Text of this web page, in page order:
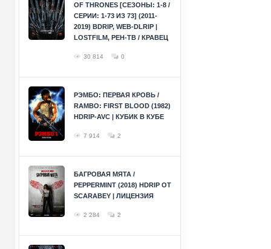
OF THRONES [СЕЗОНЫ: 1-8 /
СЕРИИ: 1-73 ИЗ 73] (2011-
2019) BDRIP, WEB-DLRIP |
LOSTFILM, РЕН-ТВ / КРАВЕЦ
30 814 0
РЭМБО: ПЕРВАЯ КРОВЬ /
RAMBO: FIRST BLOOD (1982)
HDRIP-AVC | КУБИК В КУБЕ
7 914 2
БАГРОВАЯ МЯТА /
PEPPERMINT (2018) HDRIP ОТ
SCARABEY | ЛИЦЕНЗИЯ
2 284 2